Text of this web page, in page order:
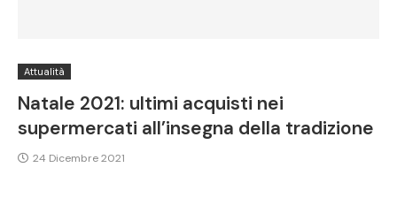
Attualità
Natale 2021: ultimi acquisti nei
supermercati all’insegna della tradizione
24 Dicembre 2021